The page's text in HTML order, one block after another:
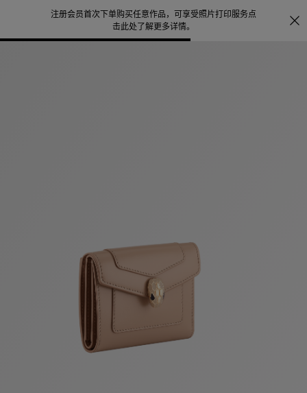
注册会员首次下单购买任意作品，可享受照片打印服务点
击此处了解更多详情。